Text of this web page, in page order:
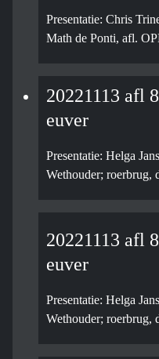
Presentatie: Chris
Math de Ponti, afl.
20221113 afl
euver
Presentatie: Helga
Wethouder; roerbrug,
20221113 afl
euver
Presentatie: Helga
Wethouder; roerbrug,